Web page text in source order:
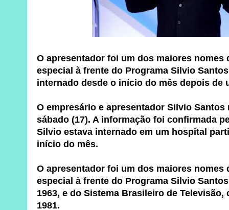
O apresentador foi um dos maiores nomes
especial à frente do Programa Silvio
internado desde o início do mês depois de
O empresário e apresentador Silvio
sábado (17). A informação foi confirmada
Silvio estava internado em um hospital
início do mês.
O apresentador foi um dos maiores nomes
especial à frente do Programa Silvio
1963, e do Sistema Brasileiro de Televisão,
1981.